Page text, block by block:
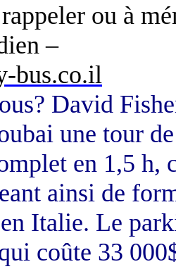
ou à
–
bus.co.il
David
une tour
en 1,5 h,
ainsi de
Italie. Le
coûte 33